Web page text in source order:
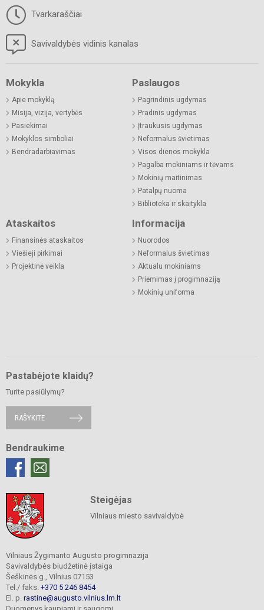
Tvarkaraščiai
Savivaldybės vidinis kanalas
Mokykla
Apie mokyklą
Misija, vizija, vertybės
Pasiekimai
Mokyklos simboliai
Bendradarbiavimas
Paslaugos
Pagrindinis ugdymas
Pradinis ugdymas
Įtraukusis ugdymas
Neformalus švietimas
Visos dienos mokykla
Pagalba mokiniams ir tėvams
Mokinių maitinimas
Patalpų nuoma
Biblioteka ir skaitykla
Ataskaitos
Finansinės ataskaitos
Viešieji pirkimai
Projektinė veikla
Informacija
Nuorodos
Neformalus švietimas
Aktualu mokiniams
Priėmimas į progimnaziją
Mokinių uniforma
Pastabėjote klaidų?
Turite pasiūlymų?
RAŠYKITE
Bendraukime
Steigėjas
Vilniaus miesto savivaldybė
Vilniaus Žygimanto Augusto progimnazija
Savivaldybės biudžetinė įstaiga
Šeškinės g., Vilnius 07153
Tel./ faks. +370 5 246 8454
El. p. rastine@augusto.vilnius.lm.lt